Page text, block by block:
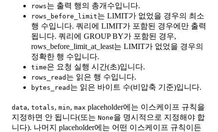
rows는 출력 행의 총개수입니다.
rows_before_limit는 LIMIT가 없었을 경우의 최소
행 수입니다. 쿼리에 LIMIT가 포함된 경우에만 출력
됩니다. 쿼리에 GROUP BY가 포함된 경우,
rows_before_limit_at_least는 LIMIT가 없었을 경우의
정확한 행 수입니다.
time은 요청 실행 시간(초)입니다.
rows_read 는 읽은 행 수입니다.
bytes_read 는 읽은 바이트 수(비압축 기준)입니다.
data, totals, min, max placeholder에는 이스케이프 규칙을
지정하면 안 됩니다(또는 None을 명시적으로 지정해야 합
니다). 나머지 placeholder에는 어떤 이스케이프 규칙이든